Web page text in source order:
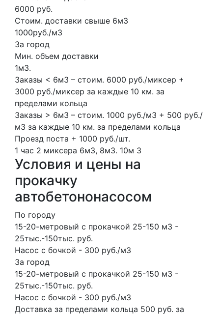
6000 руб.
Стоим. доставки свыше 6м3
1000руб./м3
За город
Мин. объем доставки
1м3.
Заказы < 6м3 – стоим. 6000 руб./миксер +
3000 руб./миксер за каждые 10 км. за
пределами кольца
Заказы > 6м3 – стоим. 1000 руб./м3 + 500 руб./
м3 за каждые 10 км. за пределами кольца
Проезд поста + 1000 руб./шт.
1 час 2 миксера 6м3, 8м3. 10м 3
Условия и цены на
прокачку
автобетононасосом
По городу
15-20-метровый с прокачкой 25-150 м3 -
25тыс.-150тыс. руб.
Насос с бочкой - 300 руб./м3
За город
15-20-метровый с прокачкой 25-150 м3 -
25тыс.-150тыс. руб.
Насос с бочкой - 300 руб./м3
Доставка за пределами кольца 500 руб. за